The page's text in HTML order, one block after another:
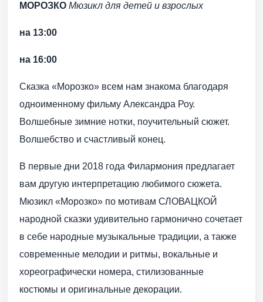
МОРОЗКО Мюзикл для детей и взрослых
на 13:00
на 16:00
Сказка «Морозко» всем нам знакома благодаря
одноименному фильму Александра Роу.
Волшебные зимние нотки, поучительный сюжет.
Волшебство и счастливый конец.
В первые дни 2018 года Филармония предлагает
вам другую интерпретацию любимого сюжета.
Мюзикл «Морозко» по мотивам СЛОВАЦКОЙ
народной сказки удивительно гармонично сочетает
в себе народные музыкальные традиции, а также
современные мелодии и ритмы, вокальные и
хореографически номера, стилизованные
костюмы и оригинальные декорации.